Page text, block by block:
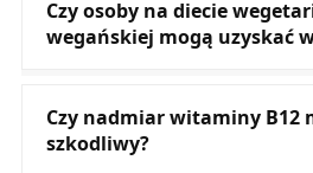
Czy osoby na diecie
wegańskiej mogą uzyskać
Czy nadmiar witaminy B12
szkodliwy?